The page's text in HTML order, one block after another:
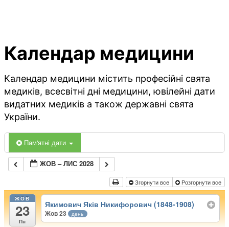
Календар медицини
Календар медицини містить професійні свята
медиків, всесвітні дні медицини, ювілейні дати
видатних медиків а також державні свята
України.
Пам'ятні дати
ЖОВ – ЛИС 2028
Згорнути все Розгорнути все
ЖОВ
23
Пн
Якимович Яків Никифорович (1848-1908)
Жов 23 день